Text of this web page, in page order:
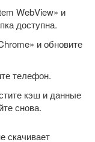
WebView» и
доступна.
и обновите
телефон.
кэш и данные
снова.
скачивает